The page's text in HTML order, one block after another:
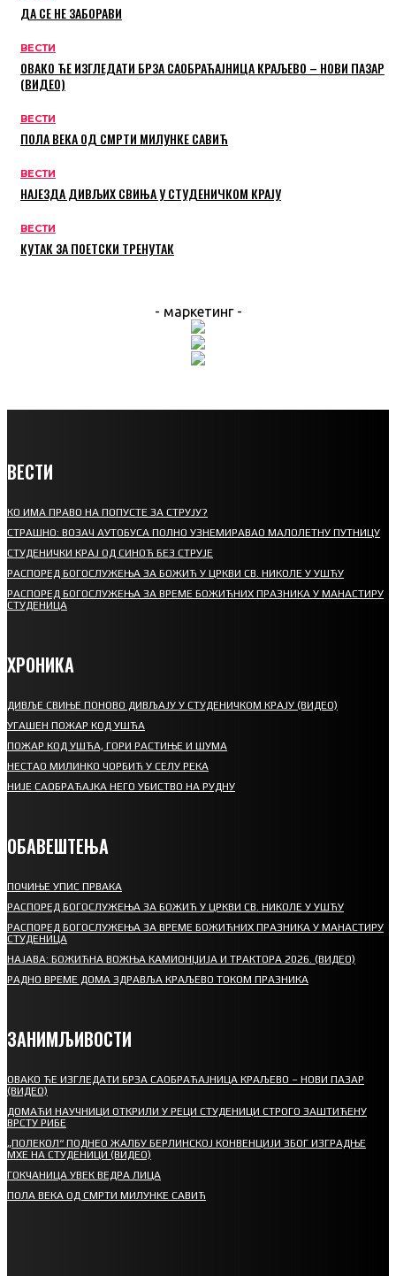
ДА СЕ НЕ ЗАБОРАВИ
ВЕСТИ
ОВАКО ЋЕ ИЗГЛЕДАТИ БРЗА САОБРАЋАЈНИЦА КРАЉЕВО – НОВИ ПАЗАР
(ВИДЕО)
ВЕСТИ
ПОЛА ВЕКА ОД СМРТИ МИЛУНКЕ САВИЋ
ВЕСТИ
НАЈЕЗДА ДИВЉИХ СВИЊА У СТУДЕНИЧКОМ КРАЈУ
ВЕСТИ
КУТАК ЗА ПОЕТСКИ ТРЕНУТАК
- маркетинг -
ВЕСТИ
КО ИМА ПРАВО НА ПОПУСТЕ ЗА СТРУЈУ?
СТРАШНО: ВОЗАЧ АУТОБУСА ПОЛНО УЗНЕМИРАВАО МАЛОЛЕТНУ ПУТНИЦУ
СТУДЕНИЧКИ КРАЈ ОД СИНОЋ БЕЗ СТРУЈЕ
РАСПОРЕД БОГОСЛУЖЕЊА ЗА БОЖИЋ У ЦРКВИ СВ. НИКОЛЕ У УШЋУ
РАСПОРЕД БОГОСЛУЖЕЊА ЗА ВРЕМЕ БОЖИЋНИХ ПРАЗНИКА У МАНАСТИРУ
СТУДЕНИЦА
ХРОНИКА
ДИВЉЕ СВИЊЕ ПОНОВО ДИВЉАЈУ У СТУДЕНИЧКОМ КРАЈУ (ВИДЕО)
УГАШЕН ПОЖАР КОД УШЋА
ПОЖАР КОД УШЋА, ГОРИ РАСТИЊЕ И ШУМА
НЕСТАО МИЛИНКО ЧОРБИЋ У СЕЛУ РЕКА
НИЈЕ САОБРАЋАЈКА НЕГО УБИСТВО НА РУДНУ
ОБАВЕШТЕЊА
ПОЧИЊЕ УПИС ПРВАКА
РАСПОРЕД БОГОСЛУЖЕЊА ЗА БОЖИЋ У ЦРКВИ СВ. НИКОЛЕ У УШЋУ
РАСПОРЕД БОГОСЛУЖЕЊА ЗА ВРЕМЕ БОЖИЋНИХ ПРАЗНИКА У МАНАСТИРУ
СТУДЕНИЦА
НАЈАВА: БОЖИЋНА ВОЖЊА КАМИОНЏИЈА И ТРАКТОРА 2026. (ВИДЕО)
РАДНО ВРЕМЕ ДОМА ЗДРАВЉА КРАЉЕВО ТОКОМ ПРАЗНИКА
ЗАНИМЉИВОСТИ
ОВАКО ЋЕ ИЗГЛЕДАТИ БРЗА САОБРАЋАЈНИЦА КРАЉЕВО – НОВИ ПАЗАР
(ВИДЕО)
ДОМАЋИ НАУЧНИЦИ ОТКРИЛИ У РЕЦИ СТУДЕНИЦИ СТРОГО ЗАШТИЋЕНУ
ВРСТУ РИБЕ
„ПОЛЕКОЛ“ ПОДНЕО ЖАЛБУ БЕРЛИНСКОЈ КОНВЕНЦИЈИ ЗБОГ ИЗГРАДЊЕ
МХЕ НА СТУДЕНИЦИ (ВИДЕО)
ГОКЧАНИЦА УВЕК ВЕДРА ЛИЦА
ПОЛА ВЕКА ОД СМРТИ МИЛУНКЕ САВИЋ